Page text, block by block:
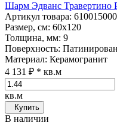
Шарм Эдванс Травертино
Артикул товара:
Размер, см: 60x120
Толщина, мм: 9
Поверхность:
Материал: Керамогранит
4 131 ₽ * кв.м
кв.м
Купить
В наличии